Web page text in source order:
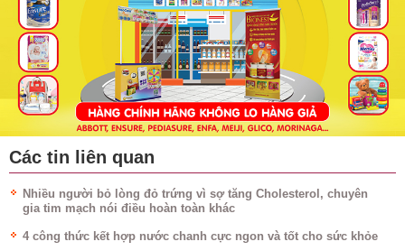
Các tin liên quan
Nhiều người bỏ lòng đỏ trứng vì sợ tăng Cholesterol, chuyên
gia tim mạch nói điều hoàn toàn khác
4 công thức kết hợp nước chanh cực ngon và tốt cho sức khỏe